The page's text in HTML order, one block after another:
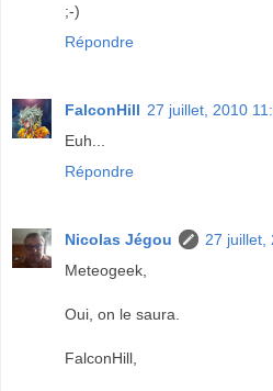
;-)
Répondre
FalconHill 27 juillet, 2010
Euh...
Répondre
Nicolas Jégou
27 juillet,
Meteogeek,
Oui, on le saura.
FalconHill,